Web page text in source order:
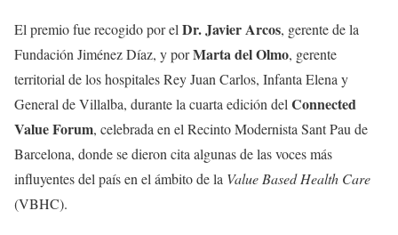
El premio fue recogido por el Dr. Javier Arcos, gerente de la
Fundación Jiménez Díaz, y porMarta del Olmo, gerente
territorial de los hospitales Rey Juan Carlos, Infanta Elena y
General de Villalba, durante la cuarta edición del Connected
Value Forum, celebrada en el Recinto Modernista Sant Pau de
Barcelona, donde se dieron cita algunas de las voces más
influyentes del país en el ámbito de la Value Based Health Care
(VBHC).